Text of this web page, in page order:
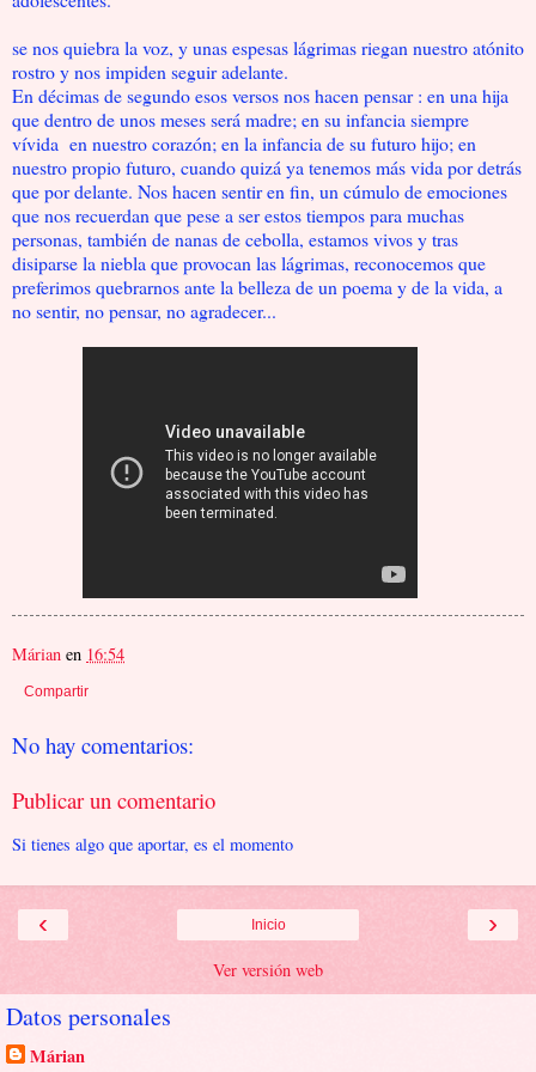
se nos quiebra la voz, y unas espesas lágrimas riegan nuestro atónito
rostro y nos impiden seguir adelante.
En décimas de segundo esos versos nos hacen pensar : en una hija
que dentro de unos meses será madre; en su infancia siempre
vívida en nuestro corazón; en la infancia de su futuro hijo; en
nuestro propio futuro, cuando quizá ya tenemos más vida por detrás
que por delante. Nos hacen sentir en fin, un cúmulo de emociones
que nos recuerdan que pese a ser estos tiempos para muchas
personas, también de nanas de cebolla, estamos vivos y tras
disiparse la niebla que provocan las lágrimas, reconocemos que
preferimos quebrarnos ante la belleza de un poema y de la vida, a
no sentir, no pensar, no agradecer...
Márian en 16:54
Compartir
No hay comentarios:
Publicar un comentario
Si tienes algo que aportar, es el momento
‹ ›
Inicio
Ver versión web
Datos personales
Márian